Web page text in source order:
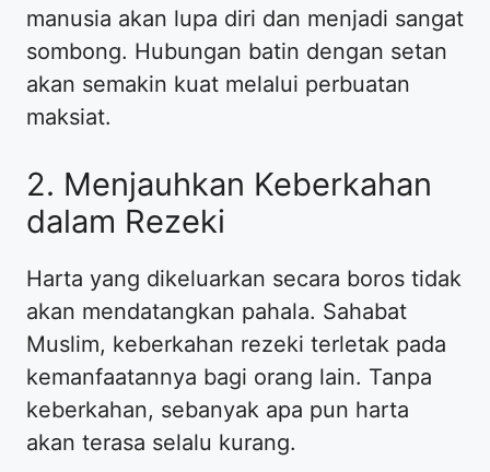
manusia akan lupa diri dan menjadi sangat
sombong. Hubungan batin dengan setan
akan semakin kuat melalui perbuatan
maksiat.
2. Menjauhkan Keberkahan
dalam Rezeki
Harta yang dikeluarkan secara boros tidak
akan mendatangkan pahala. Sahabat
Muslim, keberkahan rezeki terletak pada
kemanfaatannya bagi orang lain. Tanpa
keberkahan, sebanyak apa pun harta
akan terasa selalu kurang.